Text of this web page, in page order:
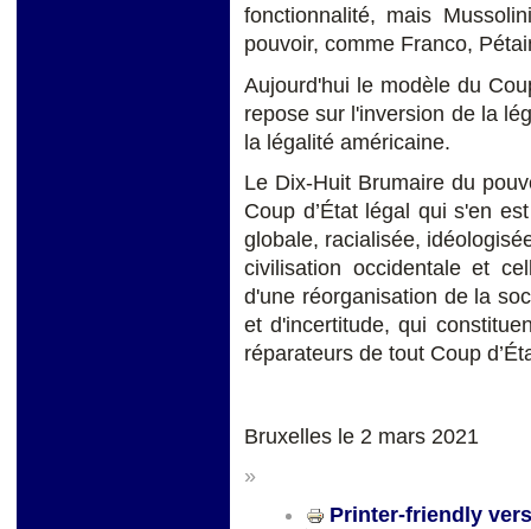
fonctionnalité, mais
pouvoir, comme Franco,
Aujourd'hui le modèle du
repose sur l'inversion de la
la légalité américaine.
Le Dix-Huit Brumaire du
Coup d’État légal qui s'en
globale, racialisée,
civilisation occidentale et
d'une réorganisation de la
et d'incertitude, qui
réparateurs de tout Coup
Bruxelles le 2 mars 2021
»
Printer-friendly